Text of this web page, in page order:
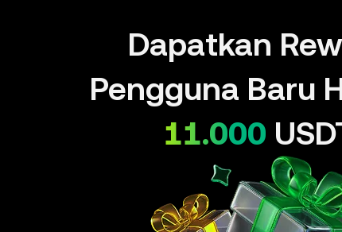
Dapatkan
Pengguna Baru
11.000